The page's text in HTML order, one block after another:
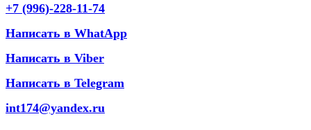
+7 (996)-228-11-74
Написать в WhatApp
Написать в Viber
Написать в Telegram
int174@yandex.ru